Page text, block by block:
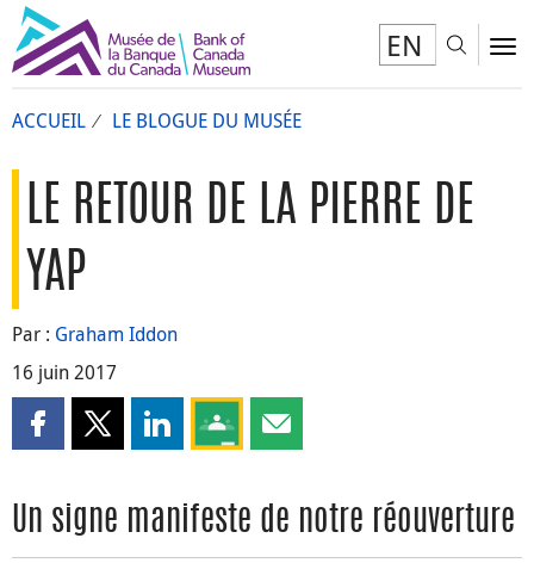
EN
ACCUEIL LE BLOGUE DU MUSÉE
LE RETOUR DE LA PIERRE DE
YAP
Par : Graham Iddon
16 juin 2017
Partager cette page sur Facebook
Partager cette page sur X
Partager cette page sur LinkedIn
Partagez cette page sur Google
Partager cette page par
Un signe manifeste de notre réouverture